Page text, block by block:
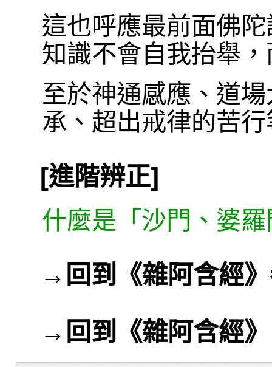
這也呼應最前面佛
知識不會自我抬舉
至於神通感應、道
承、超出戒律的苦
[進階辨正]
什麼是「沙門、婆
→ 回到《雜阿含經
→ 回到《雜阿含經》